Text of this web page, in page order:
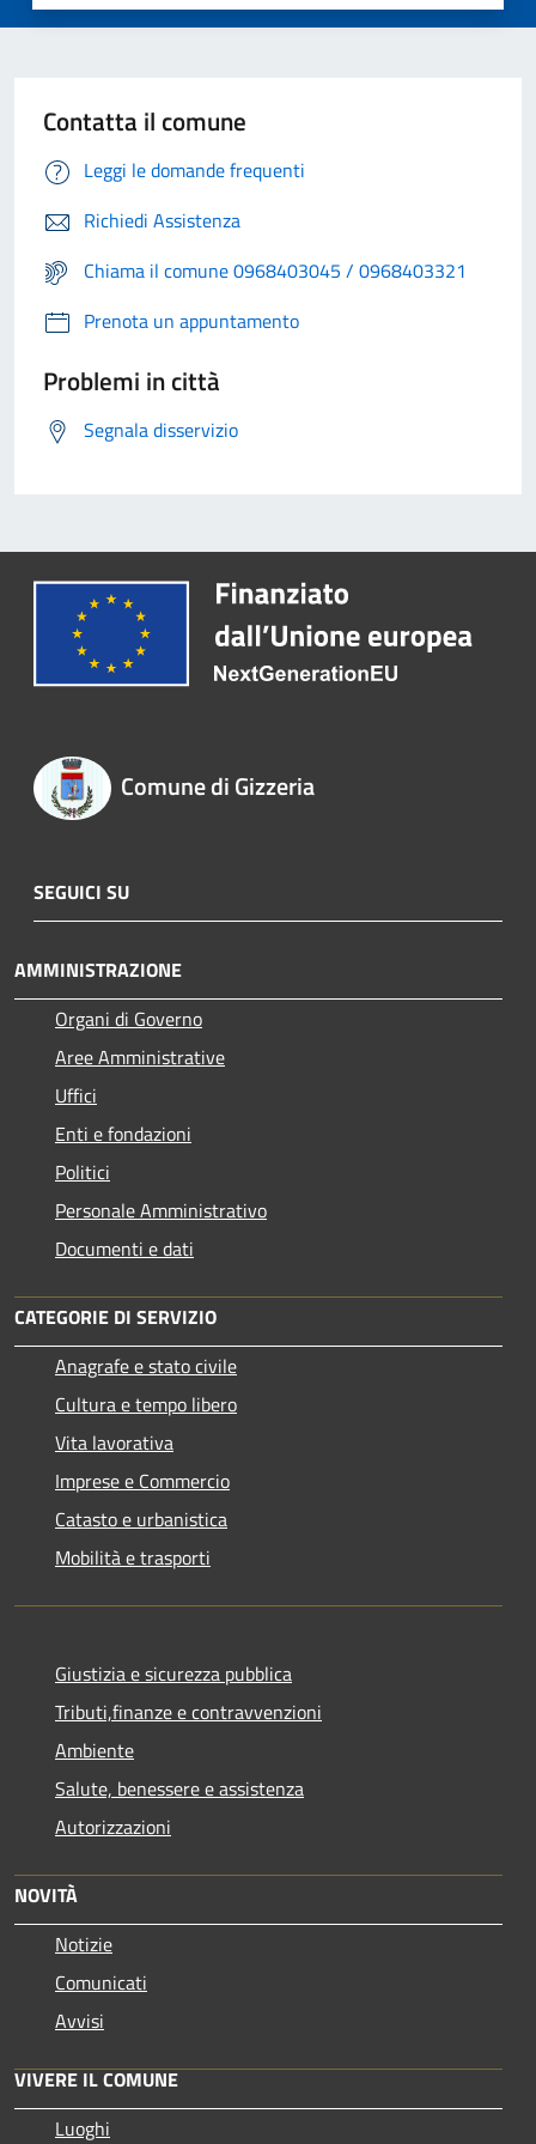
Contatta il comune
Leggi le domande frequenti
Richiedi Assistenza
Chiama il comune 0968403045 / 0968403321
Prenota un appuntamento
Problemi in città
Segnala disservizio
Comune di Gizzeria
SEGUICI SU
AMMINISTRAZIONE
Organi di Governo
Aree Amministrative
Uffici
Enti e fondazioni
Politici
Personale Amministrativo
Documenti e dati
CATEGORIE DI SERVIZIO
Anagrafe e stato civile
Cultura e tempo libero
Vita lavorativa
Imprese e Commercio
Catasto e urbanistica
Mobilità e trasporti
Giustizia e sicurezza pubblica
Tributi,finanze e contravvenzioni
Ambiente
Salute, benessere e assistenza
Autorizzazioni
NOVITÀ
Notizie
Comunicati
Avvisi
VIVERE IL COMUNE
Luoghi